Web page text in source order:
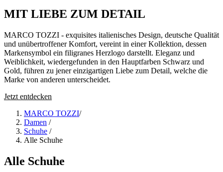
MIT LIEBE ZUM DETAIL
MARCO TOZZI - exquisites italienisches Design, deutsche Qualität
und unübertroffener Komfort, vereint in einer Kollektion, dessen
Markensymbol ein filigranes Herzlogo darstellt. Eleganz und
Weiblichkeit, wiedergefunden in den Hauptfarben Schwarz und
Gold, führen zu jener einzigartigen Liebe zum Detail, welche die
Marke von anderen unterscheidet.
Jetzt entdecken
MARCO TOZZI/
Damen /
Schuhe /
Alle Schuhe
Alle Schuhe